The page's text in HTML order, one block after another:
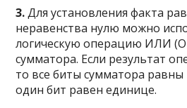
3.Для установления факта
неравенства нулю можно
логическую операцию ИЛИ
сумматора. Если результат
то все биты сумматора
один бит равен единице.